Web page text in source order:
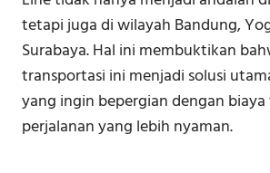
tetapi juga di wilayah Bandung,
Surabaya. Hal ini membuktikan
transportasi ini menjadi solusi
yang ingin bepergian dengan
perjalanan yang lebih nyaman.